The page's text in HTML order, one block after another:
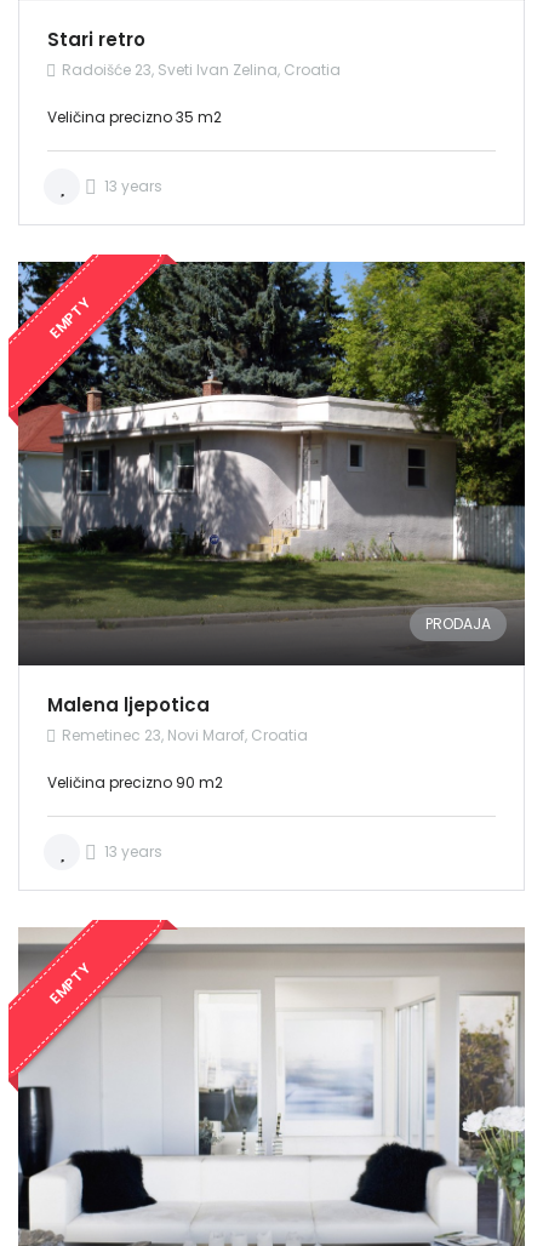
Stari retro
Radoišće 23, Sveti Ivan Zelina, Croatia
Veličina precizno 35 m2
13 years
EMPTY
PRODAJA
Malena ljepotica
Remetinec 23, Novi Marof, Croatia
Veličina precizno 90 m2
13 years
EMPTY
Username: admin
Username: user
Lozinka: user
Zapamti me Forgot Password?
Sign In